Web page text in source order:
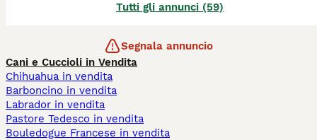
Tutti gli annunci (59)
Segnala annuncio
Cani e Cuccioli in Vendita
Chihuahua in vendita
Barboncino in vendita
Labrador in vendita
Pastore Tedesco in vendita
Bouledogue Francese in vendita